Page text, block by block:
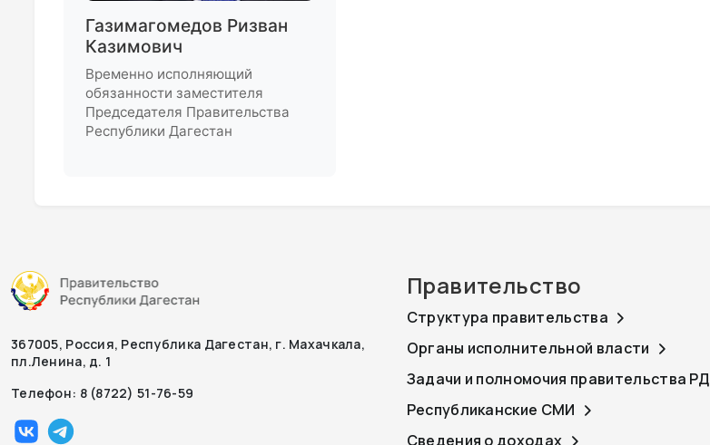
Газимагомедов Ризван
Казимович
Временно исполняющий
обязанности заместителя
Председателя Правительства
Республики Дагестан
367005, Россия, Республика Дагестан, г. Махачкала,
пл.Ленина, д. 1
Телефон: 8 (8722) 51-76-59
Правительство
Структура правительства
Органы исполнительной власти
Задачи и полномочия правительства РД
Республиканские СМИ
Сведения о доходах